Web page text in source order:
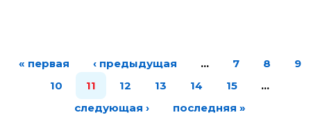
« первая ‹ предыдущая … 7 8
9
10
11 12 13 14 15
…
следующая ›
последняя »